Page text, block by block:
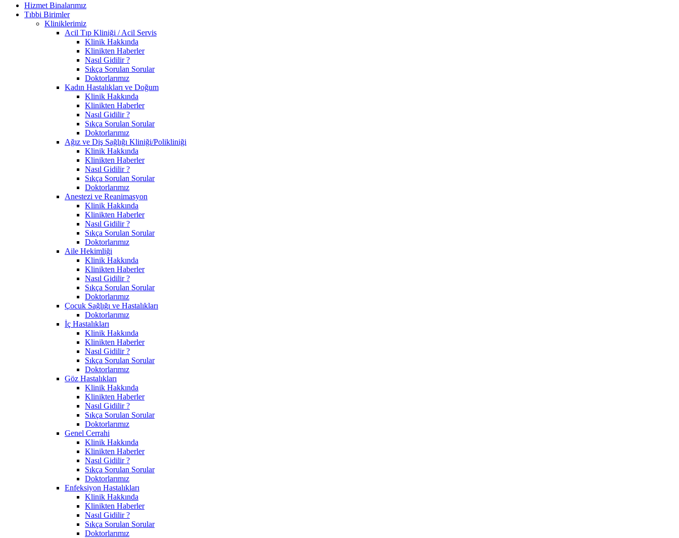
Hizmet Binalarımız
Tıbbi Birimler
Kliniklerimiz
Acil Tıp Kliniği / Acil Servis
Klinik Hakkında
Klinikten Haberler
Nasıl Gidilir ?
Sıkça Sorulan Sorular
Doktorlarımız
Kadın Hastalıkları ve Doğum
Klinik Hakkında
Klinikten Haberler
Nasıl Gidilir ?
Sıkça Sorulan Sorular
Doktorlarımız
Ağız ve Diş Sağlığı Kliniği/Polikliniği
Klinik Hakkında
Klinikten Haberler
Nasıl Gidilir ?
Sıkça Sorulan Sorular
Doktorlarımız
Anestezi ve Reanimasyon
Klinik Hakkında
Klinikten Haberler
Nasıl Gidilir ?
Sıkça Sorulan Sorular
Doktorlarımız
Aile Hekimliği
Klinik Hakkında
Klinikten Haberler
Nasıl Gidilir ?
Sıkça Sorulan Sorular
Doktorlarımız
Çocuk Sağlığı ve Hastalıkları
Doktorlarımız
İç Hastalıkları
Klinik Hakkında
Klinikten Haberler
Nasıl Gidilir ?
Sıkça Sorulan Sorular
Doktorlarımız
Göz Hastalıkları
Klinik Hakkında
Klinikten Haberler
Nasıl Gidilir ?
Sıkça Sorulan Sorular
Doktorlarımız
Genel Cerrahi
Klinik Hakkında
Klinikten Haberler
Nasıl Gidilir ?
Sıkça Sorulan Sorular
Doktorlarımız
Enfeksiyon Hastalıkları
Klinik Hakkında
Klinikten Haberler
Nasıl Gidilir ?
Sıkça Sorulan Sorular
Doktorlarımız